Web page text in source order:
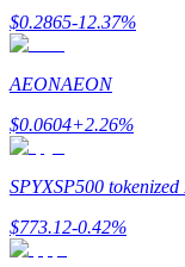
Gagnez
$0.2865-12.37%
AEONAEON
$0.0604+2.26%
SPYXSP500
$773.12-0.42%